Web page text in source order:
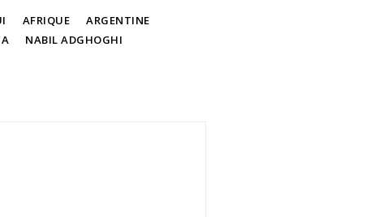
AFRIQUE
ARGENTINE
NABIL ADGHOGHI